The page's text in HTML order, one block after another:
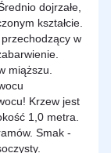
dojrzałe,
kształcie.
w
miąższu.
Krzew jest
1,0 metra.
Smak -
.